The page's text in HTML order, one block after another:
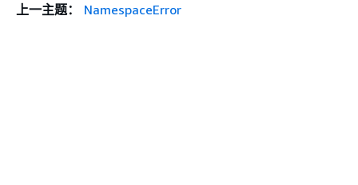
上一主题：
NamespaceError